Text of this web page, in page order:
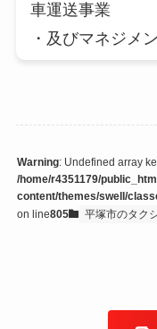
車運送事業
・及びマネジメ
Warning: Undefined array
/home/r4351179/
content/themes/swell/
on line805 平塚市のタク